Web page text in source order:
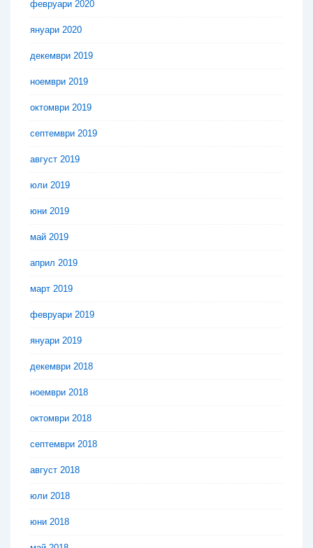
февруари 2020
януари 2020
декември 2019
ноември 2019
октомври 2019
септември 2019
август 2019
юли 2019
юни 2019
май 2019
април 2019
март 2019
февруари 2019
януари 2019
декември 2018
ноември 2018
октомври 2018
септември 2018
август 2018
юли 2018
юни 2018